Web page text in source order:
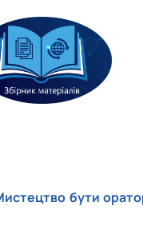
бути